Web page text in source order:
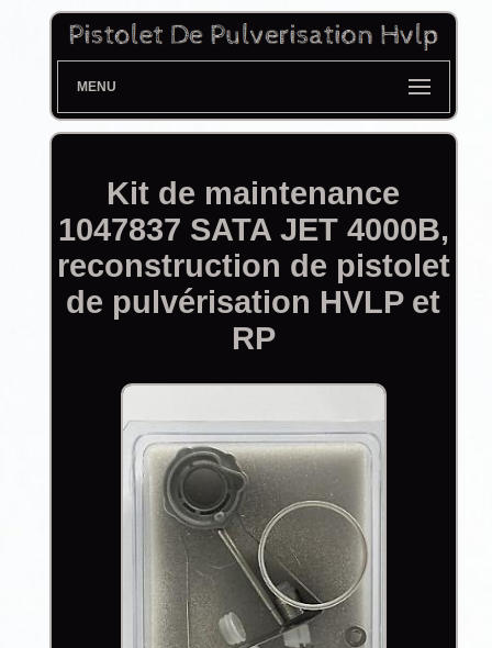
MENU
Kit de maintenance
1047837 SATA JET 4000B,
reconstruction de pistolet
de pulvérisation HVLP et
RP